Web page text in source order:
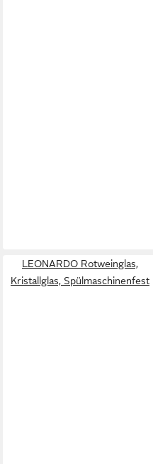
LEONARDO Rotweinglas,
Kristallglas, Spülmaschinenfest